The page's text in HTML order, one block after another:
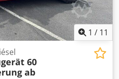
1 / 11
60
ab